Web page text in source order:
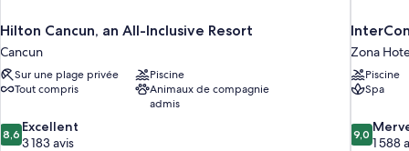
Hilton Cancun, an All-Inclusive Resort
Cancun
Sur une plage privée
Piscine
Tout compris
Animaux de compagnie
admis
8.6
sur
8,6 Excellent
3 183 avis
Zona
Piscine
Spa
9.0
sur
9,0
1 588